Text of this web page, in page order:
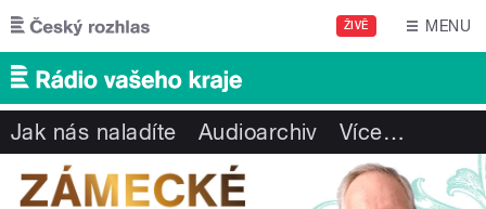
Přejít k hlavnímu obsahu
ŽIVĚ MENU
Jak nás naladíte Audioarchiv Více…